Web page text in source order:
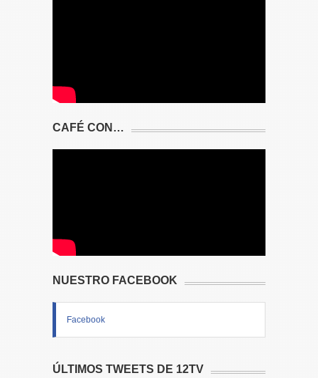
CAFÉ CON…
NUESTRO FACEBOOK
Facebook
ÚLTIMOS TWEETS DE 12TV